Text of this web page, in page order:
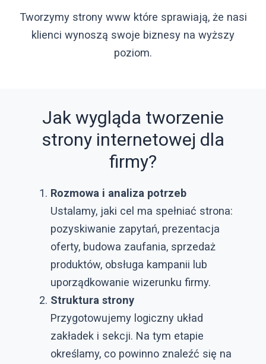
Tworzymy strony www które sprawiają, że nasi
klienci wynoszą swoje biznesy na wyższy
poziom.
Jak wygląda tworzenie
strony internetowej dla
firmy?
Rozmowa i analiza potrzeb
Ustalamy, jaki cel ma spełniać strona:
pozyskiwanie zapytań, prezentacja
oferty, budowa zaufania, sprzedaż
produktów, obsługa kampanii lub
uporządkowanie wizerunku firmy.
Struktura strony
Przygotowujemy logiczny układ
zakładek i sekcji. Na tym etapie
określamy, co powinno znaleźć się na